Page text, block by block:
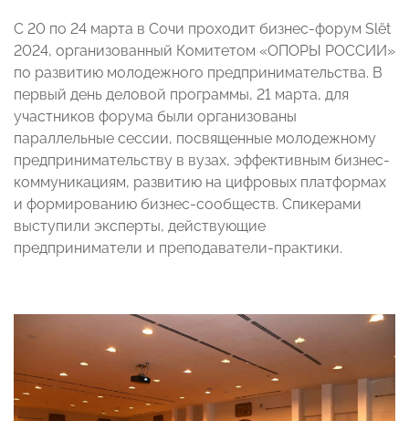
С 20 по 24 марта в Сочи проходит бизнес-форум Slёt
2024, организованный Комитетом «ОПОРЫ РОССИИ»
по развитию молодежного предпринимательства. В
первый день деловой программы, 21 марта, для
участников форума были организованы
параллельные сессии, посвященные молодежному
предпринимательству в вузах, эффективным бизнес-
коммуникациям, развитию на цифровых платформах
и формированию бизнес-сообществ. Спикерами
выступили эксперты, действующие
предприниматели и преподаватели-практики.